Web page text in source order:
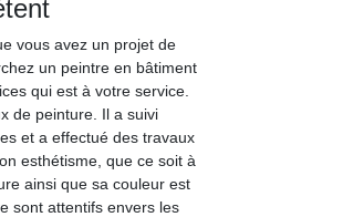
vous avez un projet de
un peintre en bâtiment
qui est à votre service.
de peinture. Il a suivi
et a effectué des travaux
esthétisme, que ce soit à
ainsi que sa couleur est
sont attentifs envers les